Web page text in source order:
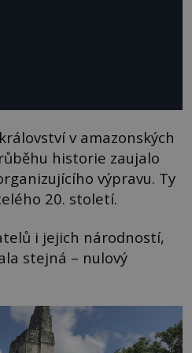
v amazonských
historie zaujalo
výpravu. Ty
20. století.
i jejich národností,
stejná – nulový